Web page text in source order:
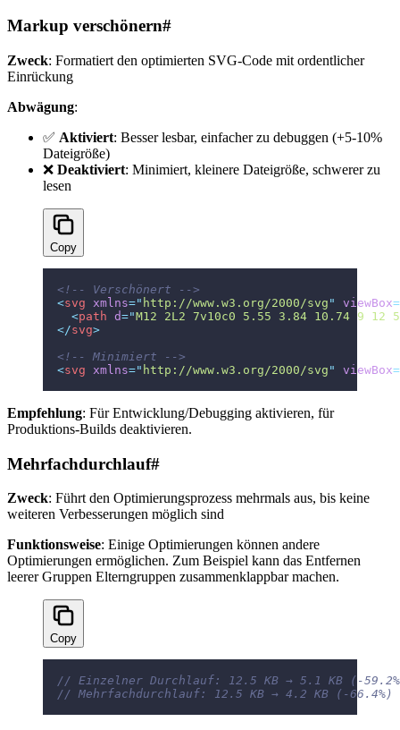
Markup verschönern#
Zweck: Formatiert den optimierten SVG-Code mit ordentlicher
Einrückung
Abwägung:
✅ Aktiviert: Besser lesbar, einfacher zu debuggen (+5-10%
Dateigröße)
❌ Deaktiviert: Minimiert, kleinere Dateigröße, schwerer zu
lesen
Copy
<!-- Verschönert -->
<svg xmlns=" http://www.w3.org/2000/svg " viewBox=
  <
path d="M12 2L2 7v10c0 5.55 3.84 10.74 9 12
</svg>
<!-- Minimiert -->
<svg xmlns=" http://www.w3.org/2000/svg " viewBox=
Empfehlung: Für Entwicklung/Debugging aktivieren, für
Produktions-Builds deaktivieren.
Mehrfachdurchlauf#
Zweck: Führt den Optimierungsprozess mehrmals aus, bis keine
weiteren Verbesserungen möglich sind
Funktionsweise: Einige Optimierungen können andere
Optimierungen ermöglichen. Zum Beispiel kann das Entfernen
leerer Gruppen Elterngruppen zusammenklappbar machen.
Copy
// Einzelner Durchlauf: 12.5 KB → 5.1 KB (-
// Mehrfachdurchlauf: 12.5 KB → 4.2 KB (-66.4%)